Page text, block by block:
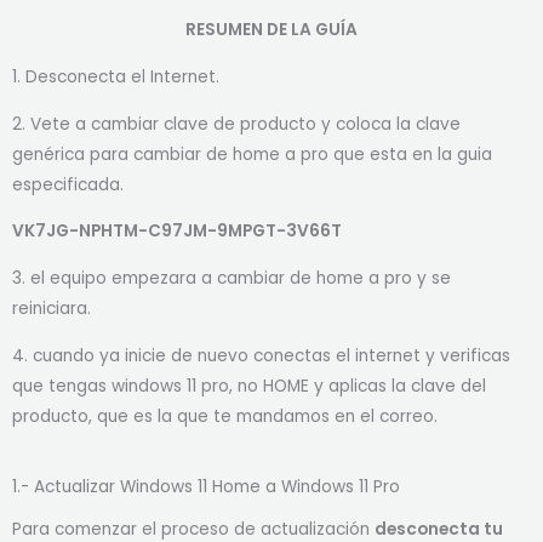
RESUMEN DE LA GUÍA
1. Desconecta el Internet.
2. Vete a cambiar clave de producto y coloca la clave
genérica para cambiar de home a pro que esta en la guia
especificada.
VK7JG-NPHTM-C97JM-9MPGT-3V66T
3. el equipo empezara a cambiar de home a pro y se
reiniciara.
4. cuando ya inicie de nuevo conectas el internet y verificas
que tengas windows 11 pro, no HOME y aplicas la clave del
producto, que es la que te mandamos en el correo.
1.- Actualizar Windows 11 Home a Windows 11 Pro
Para comenzar el proceso de actualización desconecta tu